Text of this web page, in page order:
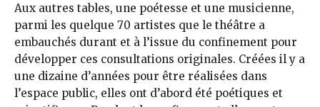
Aux autres tables, une poétesse et une musicienne,
parmi les quelque 70 artistes que le théâtre a
embauchés durant et à l’issue du confinement pour
développer ces consultations originales. Créées il y a
une dizaine d’années pour être réalisées dans
l’espace public, elles ont d’abord été poétiques et